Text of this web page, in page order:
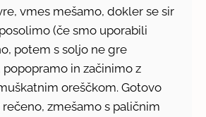
vmes mešamo, dokler se sir
(če smo uporabili
potem s soljo ne gre
popopramo in začinimo z
oreščkom. Gotovo
zmešamo s paličnim